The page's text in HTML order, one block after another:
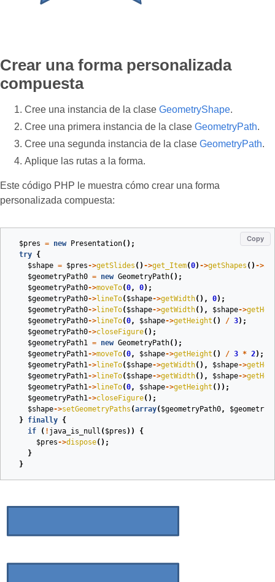
Crear una forma personalizada
compuesta
Cree una instancia de la clase GeometryShape.
Cree una primera instancia de la clase GeometryPath.
Cree una segunda instancia de la clase GeometryPath.
Aplique las rutas a la forma.
Este código PHP le muestra cómo crear una forma
personalizada compuesta:
Copy
$pres = new Presentation();
try {
$shape = $pres->getSlides () ->get_Item(0) ->getShapes () ->
$geometryPath0 = new GeometryPath();
$geometryPath0->moveTo(0, 0);
$geometryPath0->lineTo( $shape->getWidth(), 0);
$geometryPath0->lineTo( $shape->getWidth(), $shape->
$geometryPath0->lineTo(0, $shape->getHeight () / 3);
$geometryPath0->closeFigure();
$geometryPath1 = new GeometryPath();
$geometryPath1->moveTo(0, $shape->getHeight () / 3 * 2);
$geometryPath1->lineTo( $shape->getWidth(), $shape->
$geometryPath1->lineTo( $shape->getWidth(), $shape->
$geometryPath1->lineTo(0, $shape->getHeight ());
$geometryPath1->closeFigure();
$shape->setGeometryPaths (array( $geometryPath0,
} finally {
if
( ! java_is_null ( $pres ))
{
$pres->dispose();
}
}